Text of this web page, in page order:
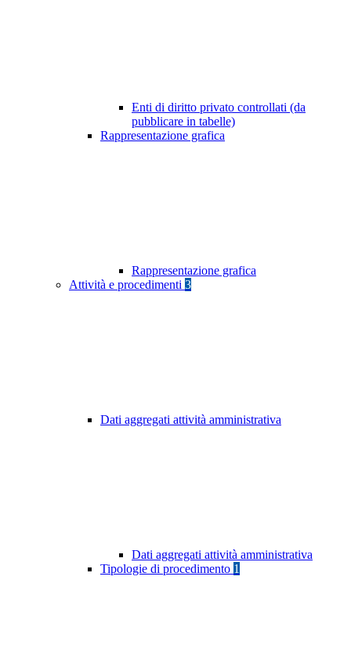
Enti di diritto privato controllati (da
pubblicare in tabelle)
Rappresentazione grafica
Rappresentazione grafica
Attività e procedimenti 3
Dati aggregati attività amministrativa
Dati aggregati attività amministrativa
Tipologie di procedimento 1